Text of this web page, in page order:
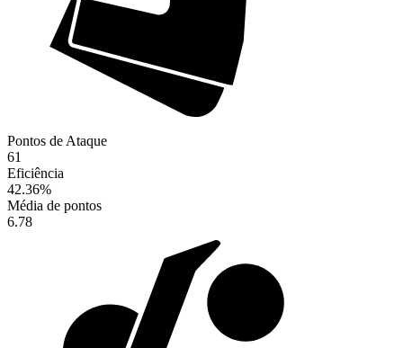
Pontos de Ataque
61
Eficiência
42.36%
Média de pontos
6.78